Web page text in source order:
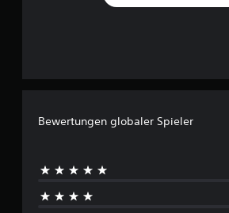
Bewertungen globaler Spieler